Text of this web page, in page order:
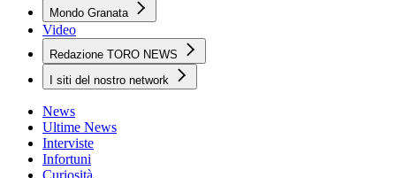
Mondo Granata
Video
Redazione TORO NEWS
I siti del nostro network
News
Ultime News
Interviste
Infortuni